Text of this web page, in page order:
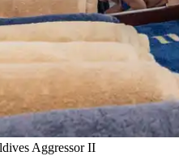
Aggressor II